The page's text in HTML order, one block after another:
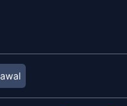
yang "santai" dari
dimulai... di halaman
tempat penitipan